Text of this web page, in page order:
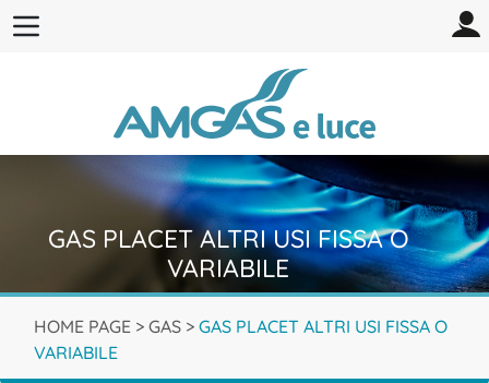
GAS PLACET ALTRI USI FISSA O
VARIABILE
HOME PAGE > GAS > GAS PLACET ALTRI USI FISSA O
VARIABILE